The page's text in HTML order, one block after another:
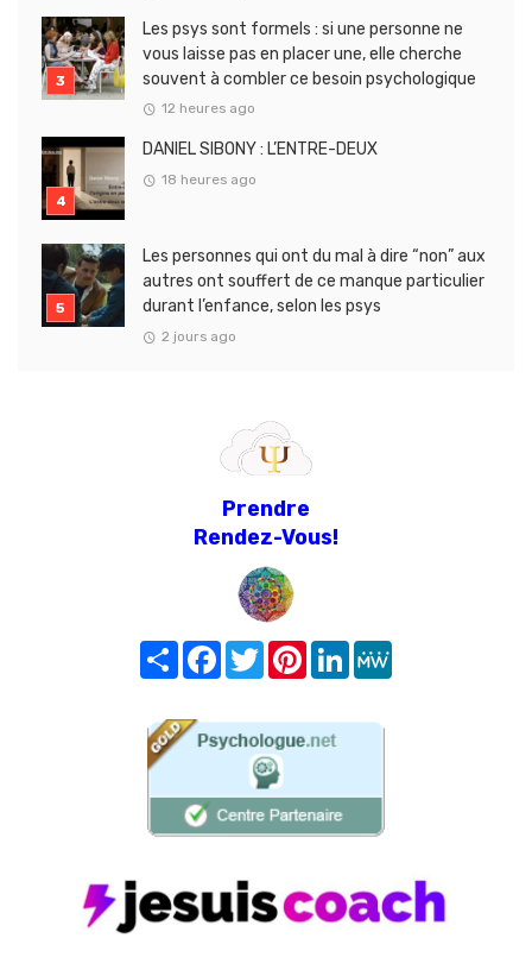
Les psys sont formels : si une personne ne
vous laisse pas en placer une, elle cherche
souvent à combler ce besoin psychologique
12 heures ago
DANIEL SIBONY : L’ENTRE-DEUX
18 heures ago
Les personnes qui ont du mal à dire “non” aux
autres ont souffert de ce manque particulier
durant l’enfance, selon les psys
2 jours ago
Prendre
Rendez-Vous!
Share FacebookTwitterPinterest
LinkedIn